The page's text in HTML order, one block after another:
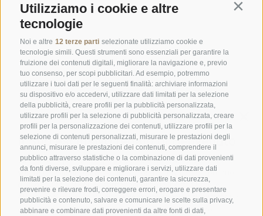
Utilizziamo i cookie e altre
tecnologie
Noi e altre 12 terze parti selezionate utilizziamo cookie e
tecnologie simili. Questi strumenti sono essenziali per garantire la
fruizione dei contenuti digitali, migliorare la navigazione e, previo
tuo consenso, per scopi pubblicitari. Ad esempio, potremmo
utilizzare i tuoi dati per le seguenti finalità: archiviare informazioni
su dispositivo e/o accedervi, utilizzare dati limitati per la selezione
della pubblicità, creare profili per la pubblicità personalizzata,
utilizzare profili per la selezione di pubblicità personalizzata, creare
profili per la personalizzazione dei contenuti, utilizzare profili per la
selezione di contenuti personalizzati, misurare le prestazioni degli
annunci, misurare le prestazioni dei contenuti, comprendere il
pubblico attraverso statistiche o la combinazione di dati provenienti
da fonti diverse, sviluppare e migliorare i servizi, utilizzare dati
limitati per la selezione dei contenuti, garantire la sicurezza,
prevenire e rilevare frodi, correggere errori, erogare e presentare
pubblicità e contenuto, salvare e comunicare le scelte sulla privacy,
abbinare e combinare dati provenienti da altre fonti di dati,
Da giovedì a lunedì:dalle 19:00 alle 21:00
Sabato, domenica e giorni festivi:
dalle ore 19:00 alle ore 21:00
ORARI D'APERTURA GOURMETSTUBE EINHORN
Giovedì a lunedì:dalle ore 18:45 alle ore 19:45 (l'ultima ordinazione)
Giorni di riposo:martedì & mercoledì
Famiglia Stafler · Mules Nr. 10 · I-39040 Campo di Trens
a Vipiteno
· Tel.:+39 0472 771 136 · info@stafler.com